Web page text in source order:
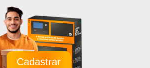
Cadastrar